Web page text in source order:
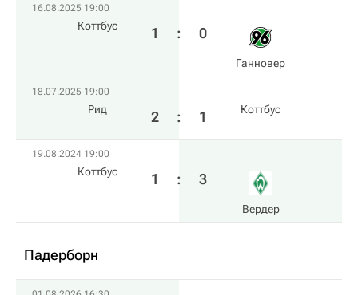
16.08.2025 19:00
Коттбус 1 : 0
Ганновер
18.07.2025 19:00
Рид 2 : 1 Коттбус
19.08.2024 19:00
Коттбус 1 : 3
Вердер
Падерборн